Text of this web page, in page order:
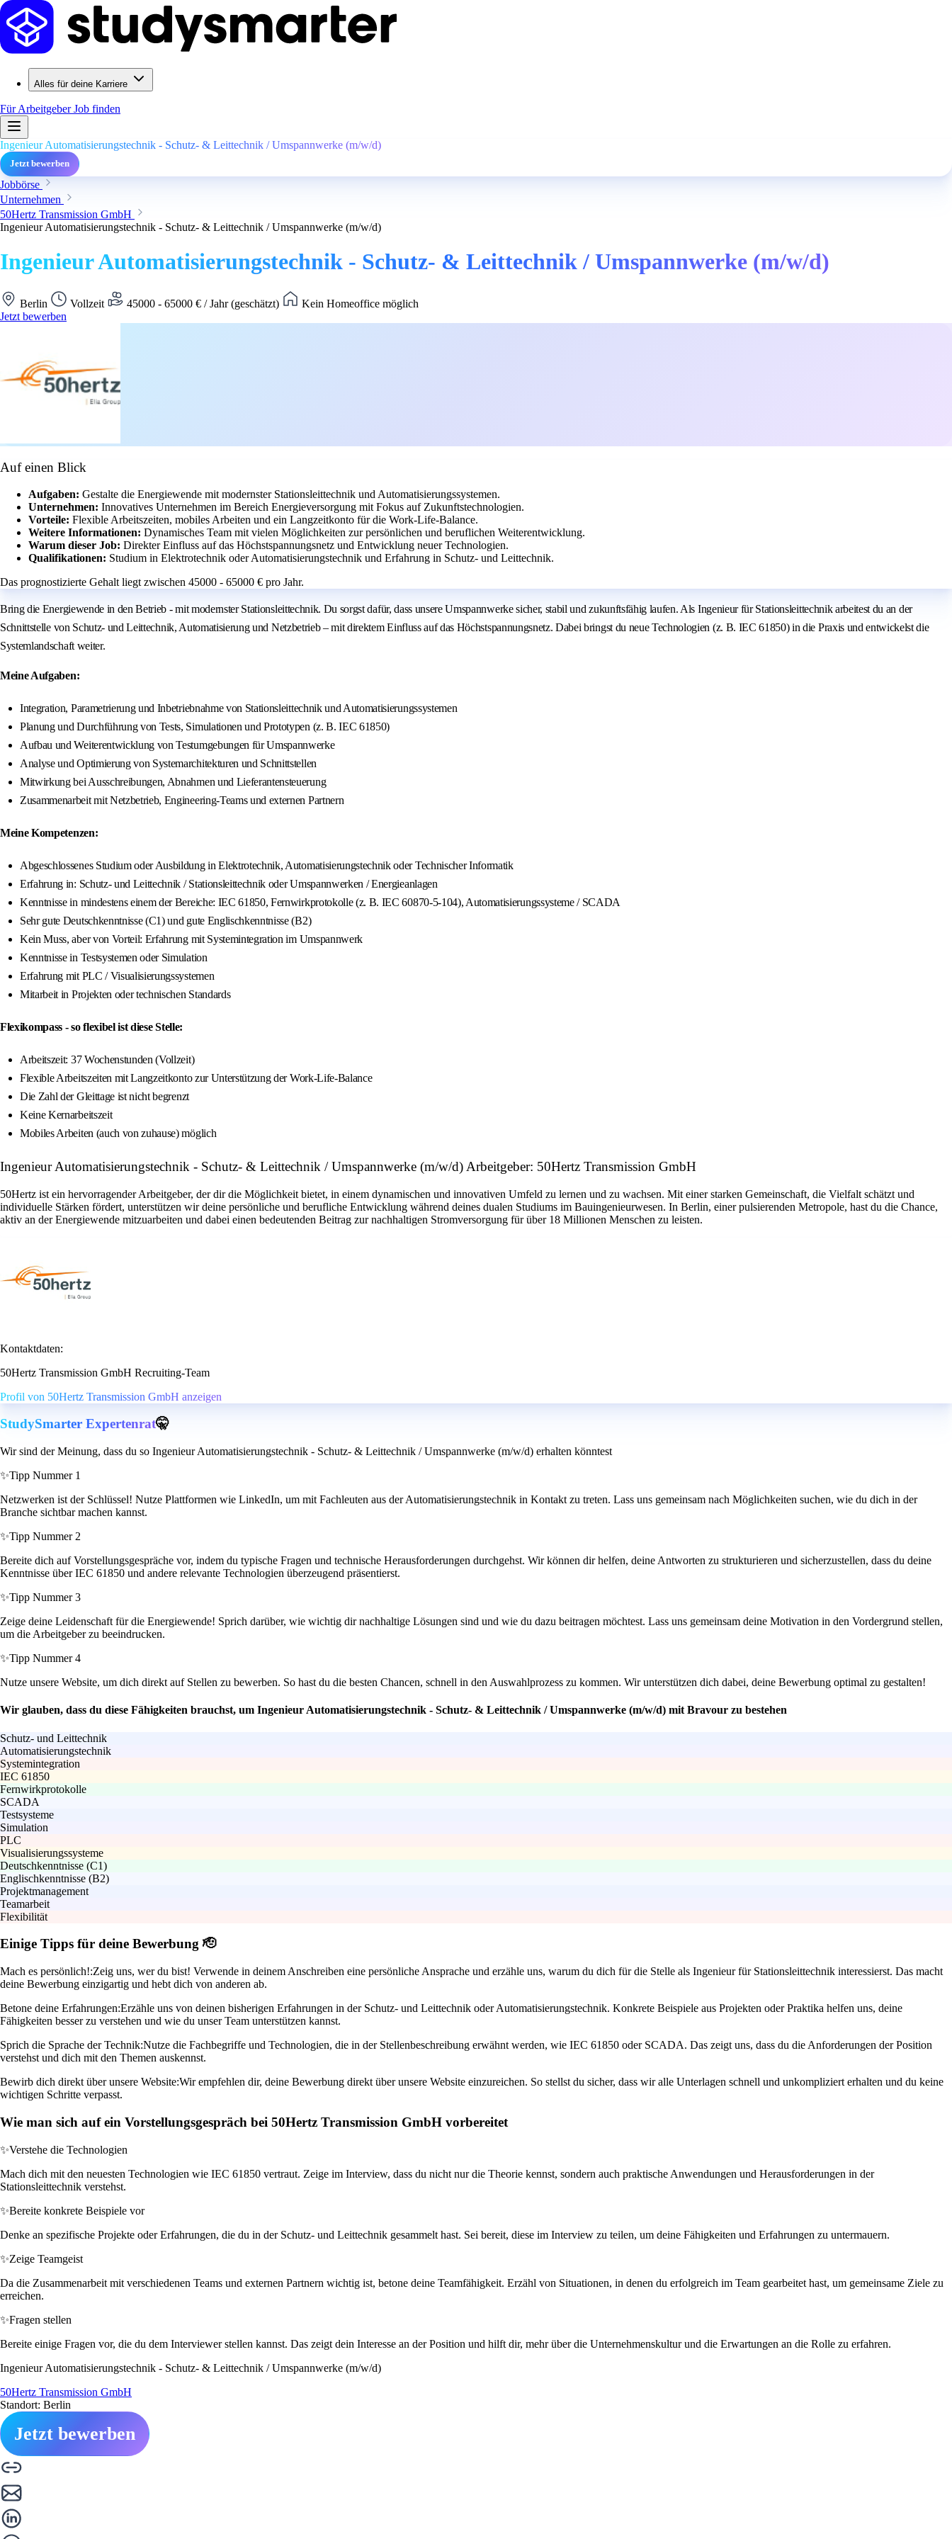
Alles für deine Karriere
Für ArbeitgeberJob finden
Ingenieur Automatisierungstechnik - Schutz- & Leittechnik / Umspannwerke (m/w/d)
Jetzt bewerben
Jobbörse
Unternehmen
50Hertz Transmission GmbH
Ingenieur Automatisierungstechnik - Schutz- & Leittechnik / Umspannwerke (m/w/d)
Ingenieur Automatisierungstechnik - Schutz- & Leittechnik / Umspannwerke (m/w/d)
Berlin Vollzeit 45000 - 65000 € / Jahr (geschätzt)
Kein Homeoffice möglich
Jetzt bewerben
Auf einen Blick
Aufgaben: Gestalte die Energiewende mit modernster Stationsleittechnik und Automatisierungssystemen.
Unternehmen: Innovatives Unternehmen im Bereich Energieversorgung mit Fokus auf Zukunftstechnologien.
Vorteile: Flexible Arbeitszeiten, mobiles Arbeiten und ein Langzeitkonto für die Work-Life-Balance.
Weitere Informationen: Dynamisches Team mit vielen Möglichkeiten zur persönlichen und beruflichen Weiterentwicklung.
Warum dieser Job: Direkter Einfluss auf das Höchstspannungsnetz und Entwicklung neuer Technologien.
Qualifikationen: Studium in Elektrotechnik oder Automatisierungstechnik und Erfahrung in Schutz- und Leittechnik.
Das prognostizierte Gehalt liegt zwischen 45000 - 65000 € pro Jahr.
Bring die Energiewende in den Betrieb - mit modernster Stationsleittechnik. Du sorgst dafür, dass unsere Umspannwerke sicher, stabil und zukunftsfähig laufen. Als Ingenieur für Stationsleittechnik arbeitest du an der
Schnittstelle von Schutz‐ und Leittechnik, Automatisierung und Netzbetrieb – mit direktem Einfluss auf das Höchstspannungsnetz. Dabei bringst du neue Technologien (z. B. IEC 61850) in die Praxis und entwickelst die
Systemlandschaft weiter.
Meine Aufgaben:
Integration, Parametrierung und Inbetriebnahme von Stationsleittechnik und Automatisierungssystemen
Planung und Durchführung von Tests, Simulationen und Prototypen (z. B. IEC 61850)
Aufbau und Weiterentwicklung von Testumgebungen für Umspannwerke
Analyse und Optimierung von Systemarchitekturen und Schnittstellen
Mitwirkung bei Ausschreibungen, Abnahmen und Lieferantensteuerung
Zusammenarbeit mit Netzbetrieb, Engineering-Teams und externen Partnern
Meine Kompetenzen:
Abgeschlossenes Studium oder Ausbildung in Elektrotechnik, Automatisierungstechnik oder Technischer Informatik
Erfahrung in: Schutz- und Leittechnik / Stationsleittechnik oder Umspannwerken / Energieanlagen
Kenntnisse in mindestens einem der Bereiche: IEC 61850, Fernwirkprotokolle (z. B. IEC 60870-5-104), Automatisierungssysteme / SCADA
Sehr gute Deutschkenntnisse (C1) und gute Englischkenntnisse (B2)
Kein Muss, aber von Vorteil: Erfahrung mit Systemintegration im Umspannwerk
Kenntnisse in Testsystemen oder Simulation
Erfahrung mit PLC / Visualisierungssystemen
Mitarbeit in Projekten oder technischen Standards
Flexikompass - so flexibel ist diese Stelle:
Arbeitszeit: 37 Wochenstunden (Vollzeit)
Flexible Arbeitszeiten mit Langzeitkonto zur Unterstützung der Work-Life-Balance
Die Zahl der Gleittage ist nicht begrenzt
Keine Kernarbeitszeit
Mobiles Arbeiten (auch von zuhause) möglich
Ingenieur Automatisierungstechnik - Schutz- & Leittechnik / Umspannwerke (m/w/d) Arbeitgeber: 50Hertz Transmission GmbH
50Hertz ist ein hervorragender Arbeitgeber, der dir die Möglichkeit bietet, in einem dynamischen und innovativen Umfeld zu lernen und zu wachsen. Mit einer starken Gemeinschaft, die Vielfalt schätzt und
individuelle Stärken fördert, unterstützen wir deine persönliche und berufliche Entwicklung während deines dualen Studiums im Bauingenieurwesen. In Berlin, einer pulsierenden Metropole, hast du die Chance,
aktiv an der Energiewende mitzuarbeiten und dabei einen bedeutenden Beitrag zur nachhaltigen Stromversorgung für über 18 Millionen Menschen zu leisten.
Kontaktdaten:
50Hertz Transmission GmbH Recruiting-Team
Profil von 50Hertz Transmission GmbH anzeigen
StudySmarter Expertenrat🤫
Wir sind der Meinung, dass du so Ingenieur Automatisierungstechnik - Schutz- & Leittechnik / Umspannwerke (m/w/d) erhalten könntest
✨Tipp Nummer 1
Netzwerken ist der Schlüssel! Nutze Plattformen wie LinkedIn, um mit Fachleuten aus der Automatisierungstechnik in Kontakt zu treten. Lass uns gemeinsam nach Möglichkeiten suchen, wie du dich in der
Branche sichtbar machen kannst.
✨Tipp Nummer 2
Bereite dich auf Vorstellungsgespräche vor, indem du typische Fragen und technische Herausforderungen durchgehst. Wir können dir helfen, deine Antworten zu strukturieren und sicherzustellen, dass du deine
Kenntnisse über IEC 61850 und andere relevante Technologien überzeugend präsentierst.
✨Tipp Nummer 3
Zeige deine Leidenschaft für die Energiewende! Sprich darüber, wie wichtig dir nachhaltige Lösungen sind und wie du dazu beitragen möchtest. Lass uns gemeinsam deine Motivation in den Vordergrund stellen,
um die Arbeitgeber zu beeindrucken.
✨Tipp Nummer 4
Nutze unsere Website, um dich direkt auf Stellen zu bewerben. So hast du die besten Chancen, schnell in den Auswahlprozess zu kommen. Wir unterstützen dich dabei, deine Bewerbung optimal zu gestalten!
Wir glauben, dass du diese Fähigkeiten brauchst, um Ingenieur Automatisierungstechnik - Schutz- & Leittechnik / Umspannwerke (m/w/d) mit Bravour zu bestehen
Schutz- und Leittechnik
Automatisierungstechnik
Systemintegration
IEC 61850
Fernwirkprotokolle
SCADA
Testsysteme
Simulation
PLC
Visualisierungssysteme
Deutschkenntnisse (C1)
Englischkenntnisse (B2)
Projektmanagement
Teamarbeit
Flexibilität
Einige Tipps für deine Bewerbung 🫡
Mach es persönlich!:Zeig uns, wer du bist! Verwende in deinem Anschreiben eine persönliche Ansprache und erzähle uns, warum du dich für die Stelle als Ingenieur für Stationsleittechnik interessierst. Das macht
deine Bewerbung einzigartig und hebt dich von anderen ab.
Betone deine Erfahrungen:Erzähle uns von deinen bisherigen Erfahrungen in der Schutz- und Leittechnik oder Automatisierungstechnik. Konkrete Beispiele aus Projekten oder Praktika helfen uns, deine
Fähigkeiten besser zu verstehen und wie du unser Team unterstützen kannst.
Sprich die Sprache der Technik:Nutze die Fachbegriffe und Technologien, die in der Stellenbeschreibung erwähnt werden, wie IEC 61850 oder SCADA. Das zeigt uns, dass du die Anforderungen der Position
verstehst und dich mit den Themen auskennst.
Bewirb dich direkt über unsere Website:Wir empfehlen dir, deine Bewerbung direkt über unsere Website einzureichen. So stellst du sicher, dass wir alle Unterlagen schnell und unkompliziert erhalten und du keine
wichtigen Schritte verpasst.
Wie man sich auf ein Vorstellungsgespräch bei 50Hertz Transmission GmbH vorbereitet
✨Verstehe die Technologien
Mach dich mit den neuesten Technologien wie IEC 61850 vertraut. Zeige im Interview, dass du nicht nur die Theorie kennst, sondern auch praktische Anwendungen und Herausforderungen in der
Stationsleittechnik verstehst.
✨Bereite konkrete Beispiele vor
Denke an spezifische Projekte oder Erfahrungen, die du in der Schutz- und Leittechnik gesammelt hast. Sei bereit, diese im Interview zu teilen, um deine Fähigkeiten und Erfahrungen zu untermauern.
✨Zeige Teamgeist
Da die Zusammenarbeit mit verschiedenen Teams und externen Partnern wichtig ist, betone deine Teamfähigkeit. Erzähl von Situationen, in denen du erfolgreich im Team gearbeitet hast, um gemeinsame Ziele zu
erreichen.
✨Fragen stellen
Bereite einige Fragen vor, die du dem Interviewer stellen kannst. Das zeigt dein Interesse an der Position und hilft dir, mehr über die Unternehmenskultur und die Erwartungen an die Rolle zu erfahren.
Ingenieur Automatisierungstechnik - Schutz- & Leittechnik / Umspannwerke (m/w/d)
50Hertz Transmission GmbH
Standort: Berlin
Jetzt bewerben